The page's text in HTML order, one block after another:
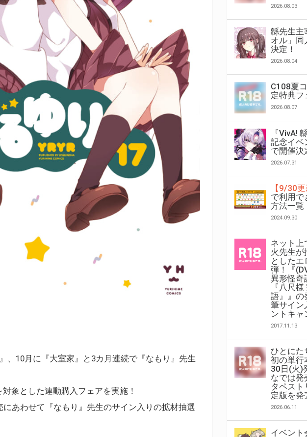
、10月に『大室家』と3カ月連続で『なもり』先生
象とした連動購入フェアを実施！
あわせて『なもり』先生のサイン入りの拡材抽選
2026.08.03
緜先生主
オル」同
決定！
2026.08.04
C108夏
定特典フ
2026.08.07
『VivA!
記念イベ
で開催決
2026.07.31
【9/30更
で利用で
方法一覧
2024.09.30
ネット上
火先生が
とした
弾！『
異形怪奇
『八尺
語』』の
筆サイン
ントキャ
2017.11.13
ひとにた
初の単行
30日(火)
なでは発
タペスト
定版を発
2026.06.11
イベント